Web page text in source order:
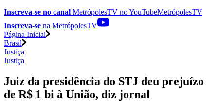
Inscreva-se no canal MetrópolesTV noYouTubeMetrópolesTV
Inscreva-se na MetrópolesTV
Página Inicial
Brasil
Justiça
Justiça
Juiz da presidência do STJ deu prejuízo
de R$ 1 bi à União, diz jornal